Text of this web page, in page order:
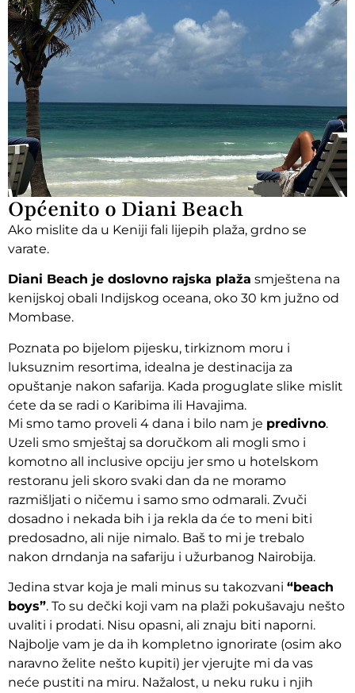
Općenito o Diani Beach
Ako mislite da u Keniji fali lijepih plaža, grdno se
varate.
Diani Beach je doslovno rajska plaža smještena na
kenijskoj obali Indijskog oceana, oko 30 km južno od
Mombase.
Poznata po bijelom pijesku, tirkiznom moru i
luksuznim resortima, idealna je destinacija za
opuštanje nakon safarija. Kada proguglate slike mislit
ćete da se radi o Karibima ili Havajima.
Mi smo tamo proveli 4 dana i bilo nam je predivno.
Uzeli smo smještaj sa doručkom ali mogli smo i
komotno all inclusive opciju jer smo u hotelskom
restoranu jeli skoro svaki dan da ne moramo
razmišljati o ničemu i samo smo odmarali. Zvuči
dosadno i nekada bih i ja rekla da će to meni biti
predosadno, ali nije nimalo. Baš to mi je trebalo
nakon drndanja na safariju i užurbanog Nairobija.
Jedina stvar koja je mali minus su takozvani “beach
boys”. To su dečki koji vam na plaži pokušavaju nešto
uvaliti i prodati. Nisu opasni, ali znaju biti naporni.
Najbolje vam je da ih kompletno ignorirate (osim ako
naravno želite nešto kupiti) jer vjerujte mi da vas
neće pustiti na miru. Nažalost, u neku ruku i njih